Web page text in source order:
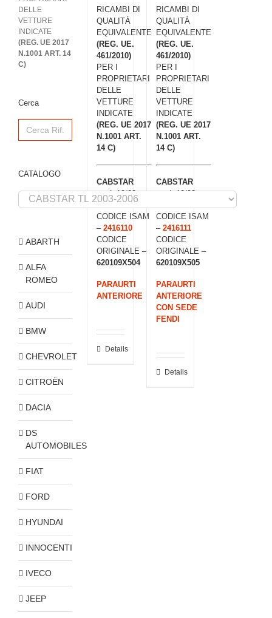
RICAMBI DI
QUALITÀ
EQUIVALENTE
(REG. UE.
461/2010)
PER I
PROPRIETARI
DELLE
VETTURE
INDICATE
(REG. UE 2017
N.1001 ART.
14 C)
CABSTAR
mod. 12/03 >
08/06
CODICE ISAM
– 2416110
CODICE
ORIGINALE –
620109X504
PARAURTI
ANTERIORE
Details
RICAMBI DI
QUALITÀ
EQUIVALENTE
(REG. UE.
461/2010)
PER I
PROPRIETARI
DELLE
VETTURE
INDICATE
(REG. UE 2017
N.1001 ART.
14 C)
CABSTAR
mod. 12/03 >
CODICE ISAM
–2416111
CODICE
ORIGINALE –
620109X505
PARAURTI
ANTERIORE
CON SEDE
FENDI
Details
DELLE
VETTURE
INDICATE
(REG. UE 2017
N.1001 ART. 14
C)
Cerca
Search
for:
CATALOGO
ABARTH
ALFA
ROMEO
AUDI
BMW
CHEVROLET
CITROËN
DACIA
DS
AUTOMOBILES
FIAT
FORD
HYUNDAI
INNOCENTI
IVECO
JEEP